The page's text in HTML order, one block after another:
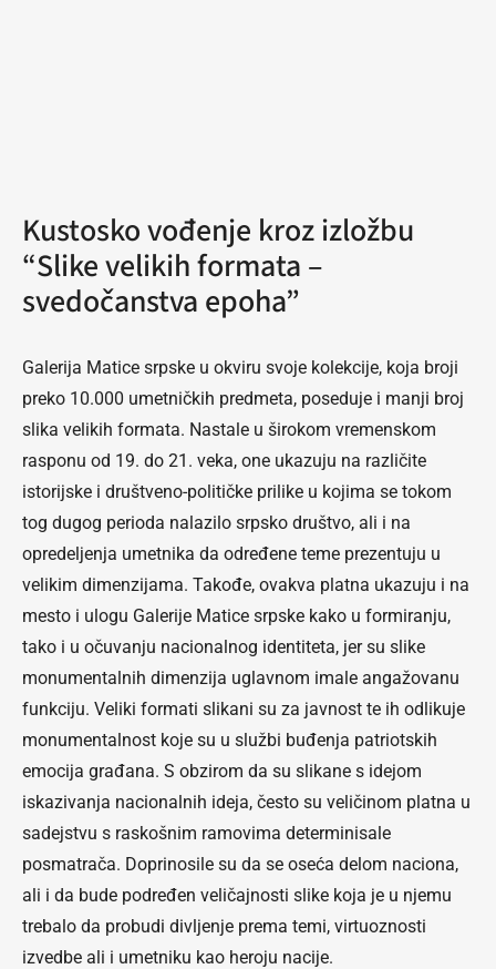
Kustosko vođenje kroz izložbu
“Slike velikih formata –
svedočanstva epoha”
Galerija Matice srpske u okviru svoje kolekcije, koja broji
preko 10.000 umetničkih predmeta, poseduje i manji broj
slika velikih formata. Nastale u širokom vremenskom
rasponu od 19. do 21. veka, one ukazuju na različite
istorijske i društveno-političke prilike u kojima se tokom
tog dugog perioda nalazilo srpsko društvo, ali i na
opredeljenja umetnika da određene teme prezentuju u
velikim dimenzijama. Takođe, ovakva platna ukazuju i na
mesto i ulogu Galerije Matice srpske kako u formiranju,
tako i u očuvanju nacionalnog identiteta, jer su slike
monumentalnih dimenzija uglavnom imale angažovanu
funkciju. Veliki formati slikani su za javnost te ih odlikuje
monumentalnost koje su u službi buđenja patriotskih
emocija građana. S obzirom da su slikane s idejom
iskazivanja nacionalnih ideja, često su veličinom platna u
sadejstvu s raskošnim ramovima determinisale
posmatrača. Doprinosile su da se oseća delom naciona,
ali i da bude podređen veličajnosti slike koja je u njemu
trebalo da probudi divljenje prema temi, virtuoznosti
izvedbe ali i umetniku kao heroju nacije.